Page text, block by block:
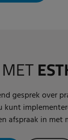
gesprek over
kunt
afspraak in met